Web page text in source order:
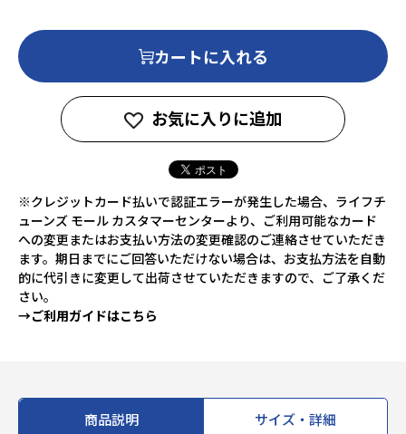
カートに入れる
お気に入りに追加
※クレジットカード払いで認証エラーが発生した場合、ライフチ
ューンズ モール カスタマーセンターより、ご利用可能なカード
への変更またはお支払い方法の変更確認のご連絡させていただき
ます。期日までにご回答いただけない場合は、お支払方法を自動
的に代引きに変更して出荷させていただきますので、ご了承くだ
さい。
→ご利用ガイドはこちら
商品説明 サイズ・詳細